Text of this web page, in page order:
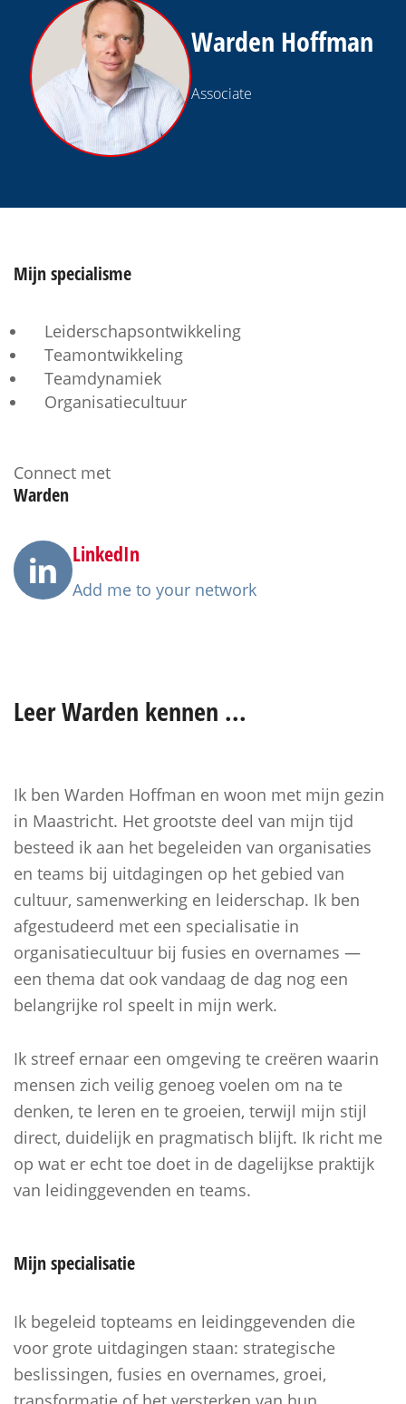
Warden Hoffman
Associate
Mijnspecialisme
Leiderschapsontwikkeling
Teamontwikkeling
Teamdynamiek
Organisatiecultuur
Connect met
Warden
LinkedIn
Add me to your network
LeerWarden kennen ...
Ik ben Warden Hoffman en woon met mijn gezin
in Maastricht. Het grootste deel van mijn tijd
besteed ik aan het begeleiden van organisaties
en teams bij uitdagingen op het gebied van
cultuur, samenwerking en leiderschap. Ik ben
afgestudeerd met een specialisatie in
organisatiecultuur bij fusies en overnames —
een thema dat ook vandaag de dag nog een
belangrijke rol speelt in mijn werk.
Ik streef ernaar een omgeving te creëren waarin
mensen zich veilig genoeg voelen om na te
denken, te leren en te groeien, terwijl mijn stijl
direct, duidelijk en pragmatisch blijft. Ik richt me
op wat er echt toe doet in de dagelijkse praktijk
van leidinggevenden en teams.
Mijnspecialisatie
Ik begeleid topteams en leidinggevenden die
voor grote uitdagingen staan: strategische
beslissingen, fusies en overnames, groei,